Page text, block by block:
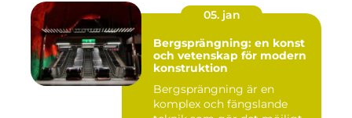
05. jan
Bergsprängning: en konst
och vetenskap för modern
konstruktion
Bergsprängning är en
komplex och fängslande